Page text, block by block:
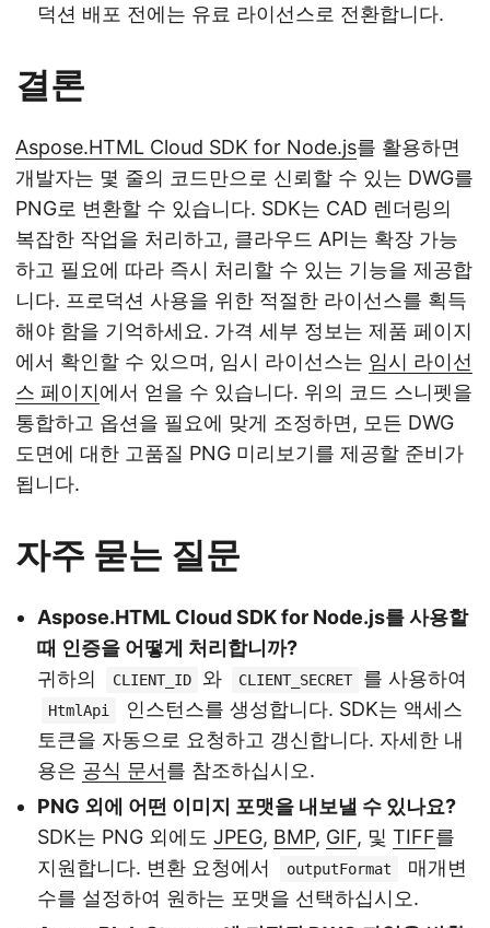
덕션 배포 전에는 유료 라이선스로 전환합니다.
결론
Aspose.HTML Cloud SDK for Node.js를 활용하면
개발자는 몇 줄의 코드만으로 신뢰할 수 있는 DWG를
PNG로 변환할 수 있습니다. SDK는 CAD 렌더링의
복잡한 작업을 처리하고, 클라우드 API는 확장 가능
하고 필요에 따라 즉시 처리할 수 있는 기능을 제공합
니다. 프로덕션 사용을 위한 적절한 라이선스를 획득
해야 함을 기억하세요. 가격 세부 정보는 제품 페이지
에서 확인할 수 있으며, 임시 라이선스는 임시 라이선
스 페이지에서 얻을 수 있습니다. 위의 코드 스니펫을
통합하고 옵션을 필요에 맞게 조정하면, 모든 DWG
도면에 대한 고품질 PNG 미리보기를 제공할 준비가
됩니다.
자주 묻는 질문
Aspose.HTML Cloud SDK for Node.js를 사용할
때 인증을 어떻게 처리합니까?
귀하의
CLIENT_ID 와 CLIENT_SECRET 를 사용하여
HtmlApi
인스턴스를 생성합니다. SDK는 액세스
토큰을 자동으로 요청하고 갱신합니다. 자세한 내
용은 공식 문서를 참조하십시오.
PNG 외에 어떤 이미지 포맷을 내보낼 수 있나요?
SDK는 PNG 외에도 JPEG, BMP, GIF, 및 TIFF를
지원합니다. 변환 요청에서
outputFormat
매개변
수를 설정하여 원하는 포맷을 선택하십시오.